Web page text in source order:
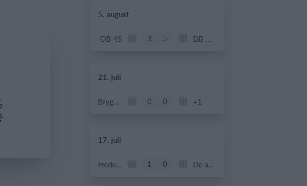
5. august
OB 45 3 5 DB Oldboys
21. juli
Bryggebold 0 0 +1
17. juli
Frederiksberg Floorball Fighters 1 0 De andre